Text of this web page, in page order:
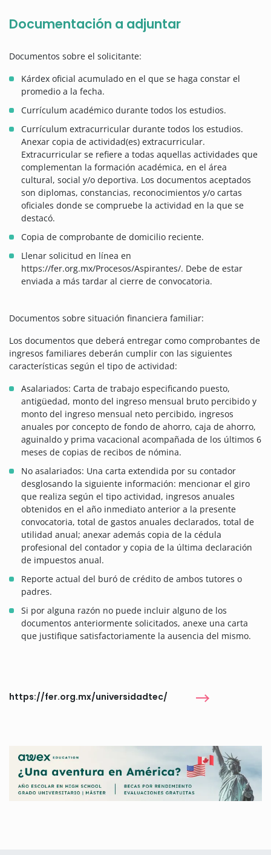
Documentación a adjuntar
Documentos sobre el solicitante:
Kárdex oficial acumulado en el que se haga constar el
promedio a la fecha.
Currículum académico durante todos los estudios.
Currículum extracurricular durante todos los estudios.
Anexar copia de actividad(es) extracurricular.
Extracurricular se refiere a todas aquellas actividades que
complementan la formación académica, en el área
cultural, social y/o deportiva. Los documentos aceptados
son diplomas, constancias, reconocimientos y/o cartas
oficiales donde se compruebe la actividad en la que se
destacó.
Copia de comprobante de domicilio reciente.
Llenar solicitud en línea en
https://fer.org.mx/Procesos/Aspirantes/. Debe de estar
enviada a más tardar al cierre de convocatoria.
Documentos sobre situación financiera familiar:
Los documentos que deberá entregar como comprobantes de
ingresos familiares deberán cumplir con las siguientes
características según el tipo de actividad:
Asalariados: Carta de trabajo especificando puesto,
antigüedad, monto del ingreso mensual bruto percibido y
monto del ingreso mensual neto percibido, ingresos
anuales por concepto de fondo de ahorro, caja de ahorro,
aguinaldo y prima vacacional acompañada de los últimos 6
meses de copias de recibos de nómina.
No asalariados: Una carta extendida por su contador
desglosando la siguiente información: mencionar el giro
que realiza según el tipo actividad, ingresos anuales
obtenidos en el año inmediato anterior a la presente
convocatoria, total de gastos anuales declarados, total de
utilidad anual; anexar además copia de la cédula
profesional del contador y copia de la última declaración
de impuestos anual.
Reporte actual del buró de crédito de ambos tutores o
padres.
Si por alguna razón no puede incluir alguno de los
documentos anteriormente solicitados, anexe una carta
que justifique satisfactoriamente la ausencia del mismo.
https://fer.org.mx/universidadtec/